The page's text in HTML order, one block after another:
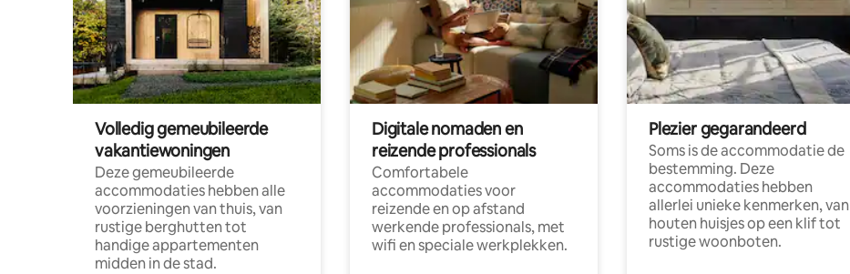
Volledig gemeubileerde
vakantiewoningen
Deze gemeubileerde
accommodaties hebben alle
voorzieningen van thuis, van
rustige berghutten tot
handige appartementen
midden in de stad.
Digitale nomaden en
reizende professionals
Comfortabele
accommodaties voor
reizende en op afstand
werkende professionals, met
wifi en speciale werkplekken.
Plezier gegarandeerd
Soms is de accommodatie de
bestemming. Deze
accommodaties hebben
allerlei unieke kenmerken, van
houten huisjes op een klif tot
rustige woonboten.